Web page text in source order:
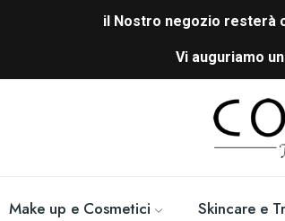
il Nostro negozio resterà
Vi auguriamo
Make up e Cosmetici Skincare e